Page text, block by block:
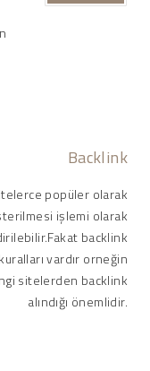
Backlink
popüler olarak
işlemi olarak
backlink
vardır orneğin
sitelerden backlink
alındığı önemlidir.